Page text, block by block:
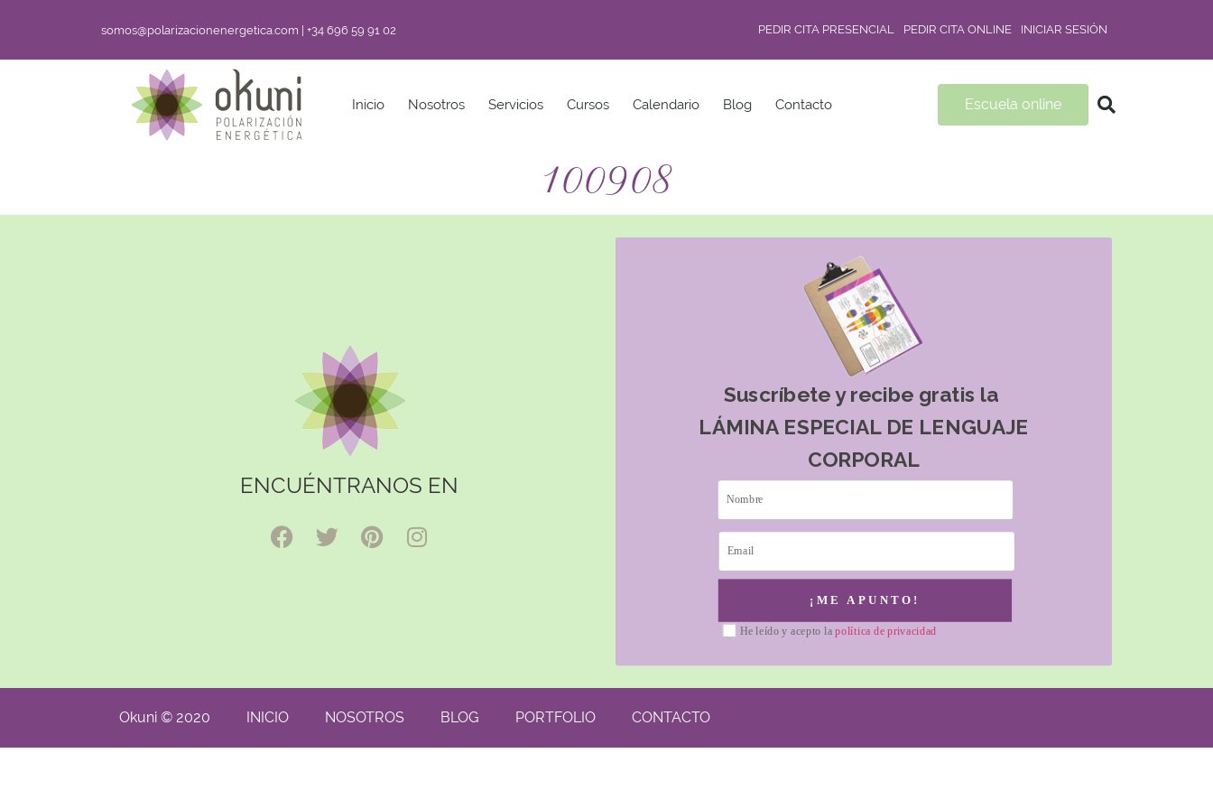
somos@polarizacionenergetica.com | +34 696 59 91 02 PEDIR CITA PRESENCIAL PEDIR CITA ONLINE INICIAR SESIÓN
Inicio Nosotros Servicios Cursos Calendario Blog Contacto Escuela online
100908
ENCUÉNTRANOS EN
Suscríbete y recibe gratis la
LÁMINA ESPECIAL DE LENGUAJE
CORPORAL
He leído y acepto lapolítica de privacidad
¡ME APUNTO!
Okuni © 2020 INICIO NOSOTROS BLOG PORTFOLIO CONTACTO